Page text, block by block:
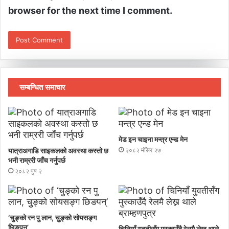
browser for the next time I comment.
सम्बन्धित समाचार
यात्राअगाडि साइकलको अवस्था कस्तो छ
भनी राम्ररी जाँच गर्नुपर्छ
२०८२ पुष २
मेड इन चाइना मन्त्र एन्ड मेन
२०८२ मंसिर २७
‘चुङ्को रन पु लान, चुुङ्को सोयसङ्ग
छिङपन्’